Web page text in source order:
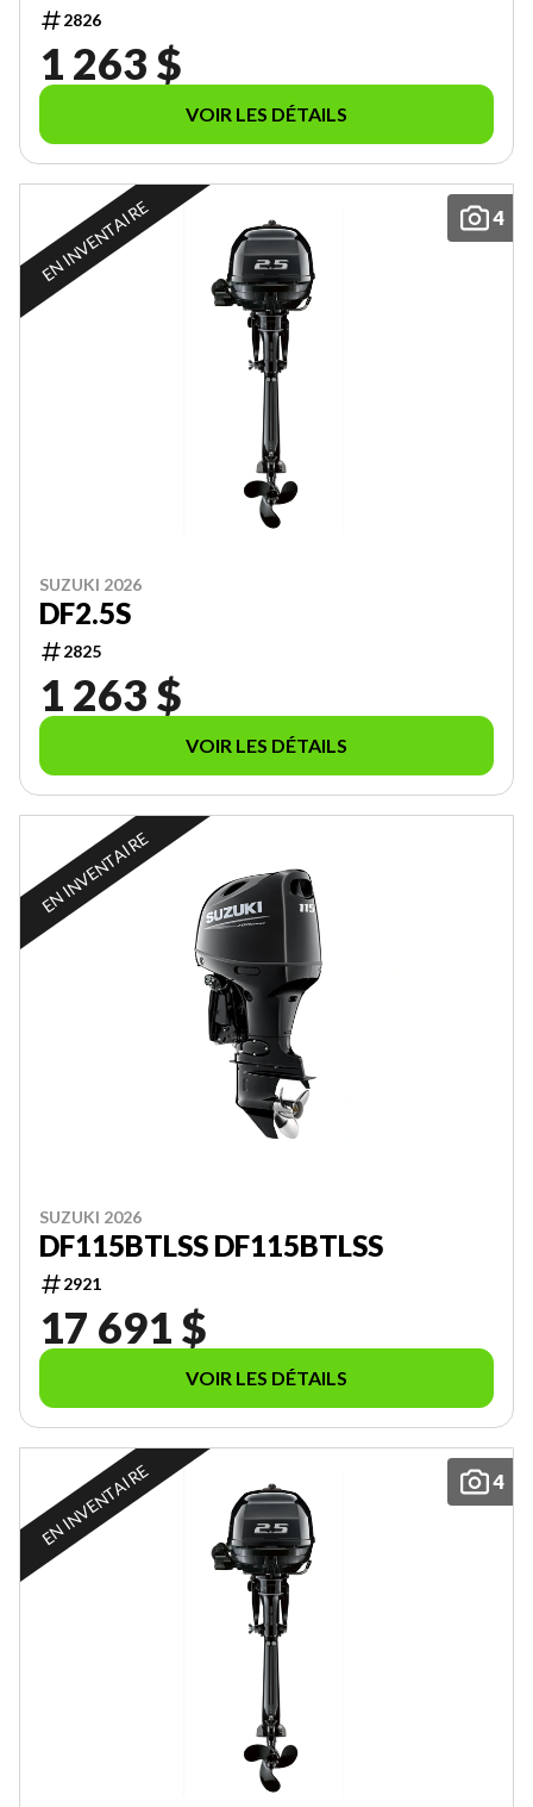
2826
1 263 $
VOIR LES DÉTAILS
4
EN INVENTAIRE
SUZUKI 2026
DF2.5S
2825
1 263 $
VOIR LES DÉTAILS
EN INVENTAIRE
SUZUKI 2026
DF115BTLSS DF115BTLSS
2921
17 691 $
VOIR LES DÉTAILS
4
EN INVENTAIRE